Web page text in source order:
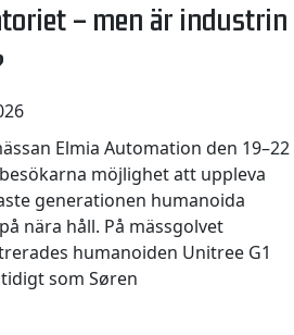
– men är industrin
Elmia Automation den 19–22
möjlighet att uppleva
generationen humanoida
nära håll. På mässgolvet
humanoiden Unitree G1
som Søren